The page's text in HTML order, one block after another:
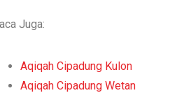
Juga:
Aqiqah Cipadung Kulon
Aqiqah Cipadung Wetan